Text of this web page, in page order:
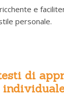
e
personale.
di